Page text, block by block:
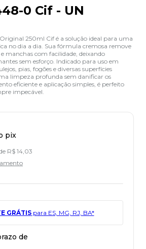
0 Cif - UN
250ml Cif é a solução ideal para uma
no dia a dia. Sua fórmula cremosa remove
manchas com facilidade, deixando
sem esforço. Indicado para uso em
pias, fogões e diversas superfícies
limpeza profunda sem danificar os
eficiente e aplicação simples, é perfeito
impecável.
pix
R$ 14,03
GRÁTISpara ES, MG, RJ, BA*